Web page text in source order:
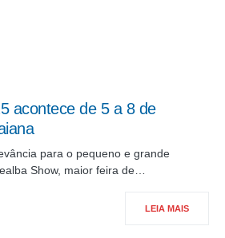
acontece de 5 a 8 de
para o pequeno e grande
Show, maior feira de…
LEIA MAIS